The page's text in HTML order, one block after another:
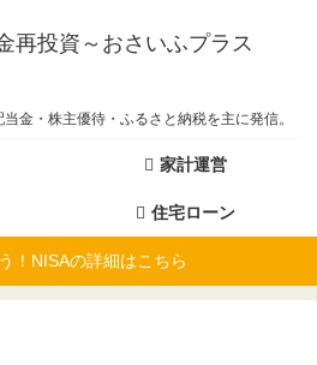
再投資～おさいふプラス
金・株主優待・ふるさと納税を主に発信。
家計運営
住宅ローン
！NISAの詳細はこちら